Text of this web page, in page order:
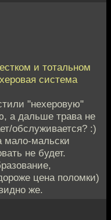
и тотальном
система
"нехеровую"
а дальше трава не
обслуживается? :)
мало-мальски
не будет.
цена поломки)
же.